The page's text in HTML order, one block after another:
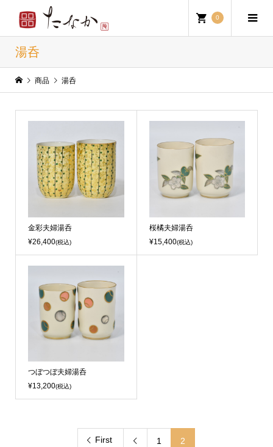
0
湯呑
商品 湯呑
金彩夫婦湯呑
¥26,400(税込)
桜橘夫婦湯呑
¥15,400(税込)
つぼつぼ夫婦湯呑
¥13,200(税込)
First  1 2